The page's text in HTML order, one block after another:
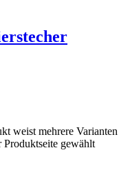
weist mehrere Varianten
gewählt